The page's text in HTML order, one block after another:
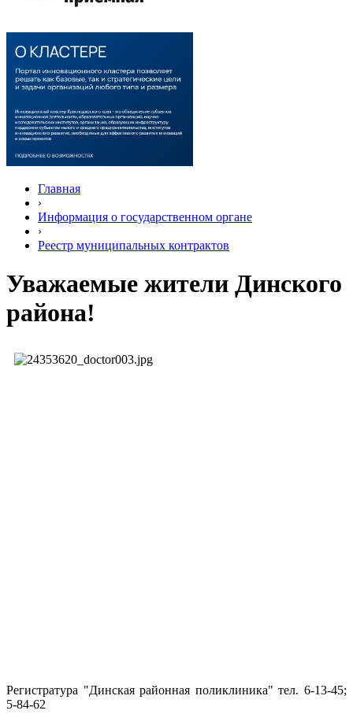
Главная
›
Информация о государственном органе
›
Реестр муниципальных контрактов
Уважаемые жители Динского
района!
Регистратура "Динская районная поликлиника" тел. 6-13-45;
5-84-62